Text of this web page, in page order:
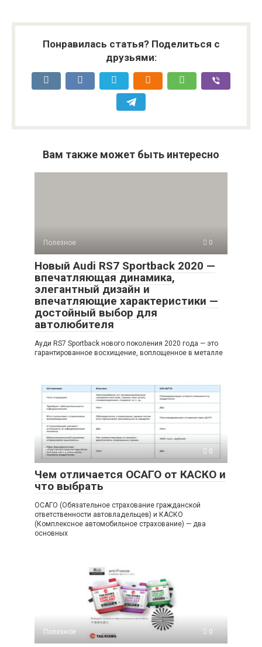
Понравилась статья? Поделиться с
друзьями:
Вам также может быть интересно
Полезное 0
Новый Audi RS7 Sportback 2020 —
впечатляющая динамика,
элегантный дизайн и
впечатляющие характеристики —
достойный выбор для
автолюбителя
Ауди RS7 Sportback нового поколения 2020 года — это
гарантированное восхищение, воплощенное в металле
Полезное 0
Чем отличается ОСАГО от КАСКО и
что выбрать
ОСАГО (Обязательное страхование гражданской
ответственности автовладельцев) и КАСКО
(Комплексное автомобильное страхование) — два
основных
Полезное 0